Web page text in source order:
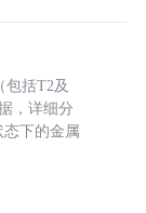
括T2及
，详细分
下的金属